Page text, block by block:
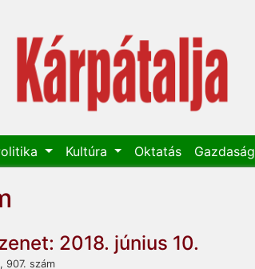
Kultúra Oktatás Gazdaság
2018. június 10.
907. szám